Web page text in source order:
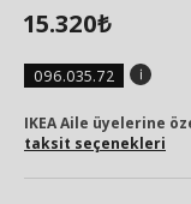
15.320₺
096.035.72
IKEA Aile üyelerine
taksit seçenekleri